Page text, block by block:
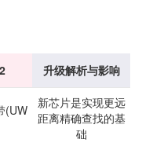
升级解析与影响
(UW
新芯片是实现更远
距离精确查找的基
础